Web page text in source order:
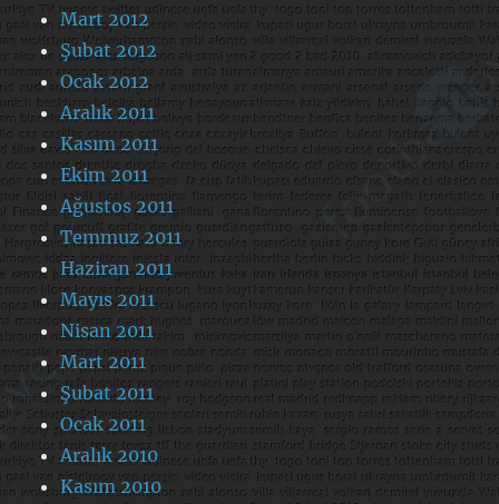
Mart 2012
Şubat 2012
Ocak 2012
Aralık 2011
Kasım 2011
Ekim 2011
Ağustos 2011
Temmuz 2011
Haziran 2011
Mayıs 2011
Nisan 2011
Mart 2011
Şubat 2011
Ocak 2011
Aralık 2010
Kasım 2010